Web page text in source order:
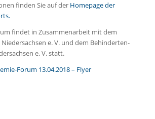
finden Sie auf der Homepage der
findet in Zusammenarbeit mit dem
e. V. und dem Behinderten-
e. V. statt.
Forum 13.04.2018 – Flyer